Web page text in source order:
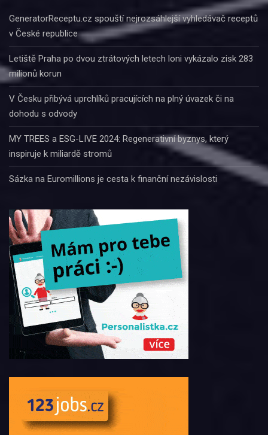
GeneratorReceptu.cz spouští nejrozsáhlejší vyhledávač receptů
v České republice
Letiště Praha po dvou ztrátových letech loni vykázalo zisk 283
milionů korun
V Česku přibývá uprchlíků pracujících na plný úvazek či na
dohodu s odvody
MY TREES a ESG-LIVE 2024: Regenerativní byznys, který
inspiruje k miliardě stromů
Sázka na Euromillions je cesta k finanční nezávislosti